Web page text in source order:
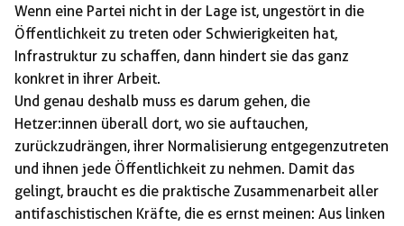
Wenn eine Partei nicht in der Lage ist, ungestört in die
Öffentlichkeit zu treten oder Schwierigkeiten hat,
Infrastruktur zu schaffen, dann hindert sie das ganz
konkret in ihrer Arbeit.
Und genau deshalb muss es darum gehen, die
Hetzer:innen überall dort, wo sie auftauchen,
zurückzudrängen, ihrer Normalisierung entgegenzutreten
und ihnen jede Öffentlichkeit zu nehmen. Damit das
gelingt, braucht es die praktische Zusammenarbeit aller
antifaschistischen Kräfte, die es ernst meinen: Aus linken